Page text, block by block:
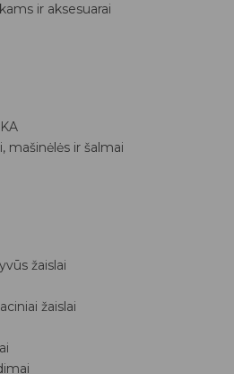
ir aksesuarai
mašinėlės ir šalmai
žaislai
žaislai